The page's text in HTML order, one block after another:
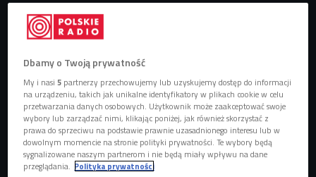
Obserwuj nas na
Aktor wcieli się w antagonistę w produkcji
Jalmari Helandera, która opowiada o
początkach postaci granej niegdyś przez
Sylvestra Stallone’a. Zdjęcia do filmu
zakończono w Tajlandii.
Dbamy o Twoją prywatność
My i nasi5 partnerzy przechowujemy lub uzyskujemy dostęp do informacji
na urządzeniu, takich jak unikalne identyfikatory w plikach cookie w celu
przetwarzania danych osobowych. Użytkownik może zaakceptować swoje
wybory lub zarządzać nimi, klikając poniżej, jak również skorzystać z
prawa do sprzeciwu na podstawie prawnie uzasadnionego interesu lub w
dowolnym momencie na stronie polityki prywatności. Te wybory będą
sygnalizowane naszym partnerom i nie będą miały wpływu na dane
przeglądania. Polityka prywatności